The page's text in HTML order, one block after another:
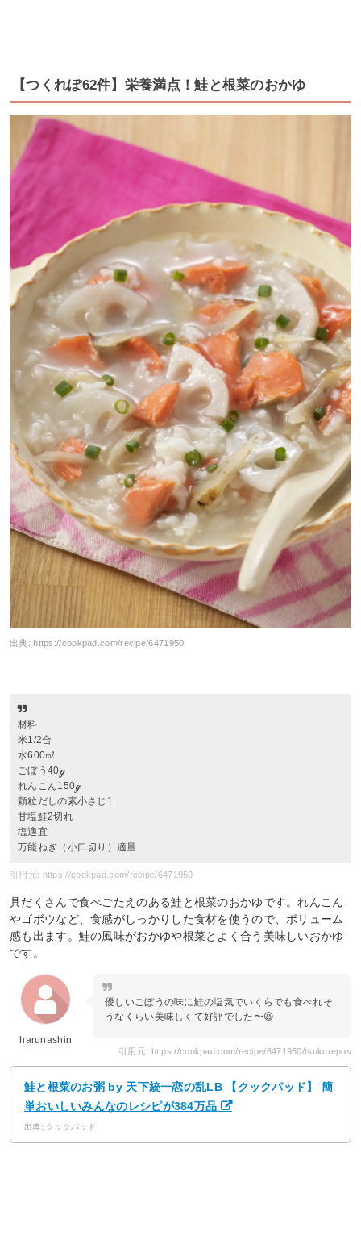
【つくれぽ62件】栄養満点！鮭と根菜のおかゆ
出典:https://cookpad.com/recipe/6471950
材料
米1/2合
水600㎖
ごぼう40ℊ
れんこん150ℊ
顆粒だしの素小さじ1
甘塩鮭2切れ
塩適宜
万能ねぎ（小口切り）適量
引用元: https://cookpad.com/recipe/6471950
具だくさんで食べごたえのある鮭と根菜のおかゆです。れんこん
やゴボウなど、食感がしっかりした食材を使うので、ボリューム
感も出ます。鮭の風味がおかゆや根菜とよく合う美味しいおかゆ
です。
harunashin
優しいごぼうの味に鮭の塩気でいくらでも食べれそ
うなくらい美味しくて好評でした〜😆
引用元: https://cookpad.com/recipe/6471950/tsukurepos
鮭と根菜のお粥 by 天下統一恋の乱LB 【クックパッド】 簡
単おいしいみんなのレシピが384万品
出典: クックパッド